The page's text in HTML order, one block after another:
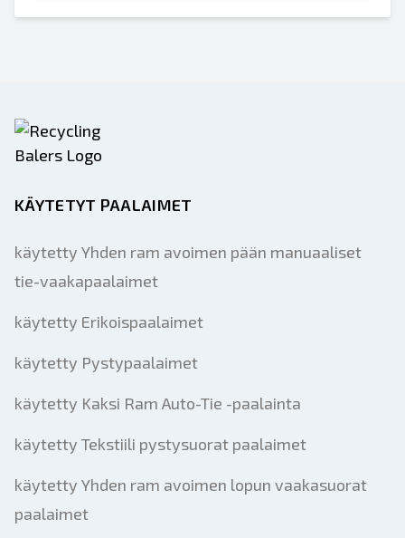
KÄYTETYT PAALAIMET
käytetty Yhden ram avoimen pään manuaaliset
tie-vaakapaalaimet
käytetty Erikoispaalaimet
käytetty Pystypaalaimet
käytetty Kaksi Ram Auto-Tie -paalainta
käytetty Tekstiili pystysuorat paalaimet
käytetty Yhden ram avoimen lopun vaakasuorat
paalaimet